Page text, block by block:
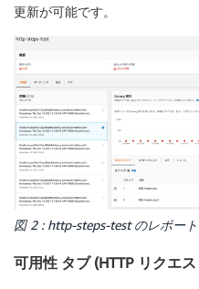
更新が可能です。
図 2 : http-steps-test のレポート
可用性 タブ (HTTP リクエ